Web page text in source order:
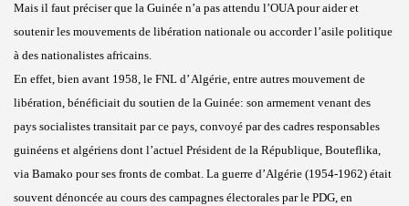
Mais il faut préciser que la Guinée n’a pas attendu l’OUA pour aider et
soutenir les mouvements de libération nationale ou accorder l’asile politique
à des nationalistes africains.
En effet, bien avant 1958, le FNL d’ Algérie, entre autres mouvement de
libération, bénéficiait du soutien de la Guinée: son armement venant des
pays socialistes transitait par ce pays, convoyé par des cadres responsables
guinéens et algériens dont l’actuel Président de la République, Bouteflika,
via Bamako pour ses fronts de combat. La guerre d’Algérie (1954-1962) était
souvent dénoncée au cours des campagnes électorales par le PDG, en